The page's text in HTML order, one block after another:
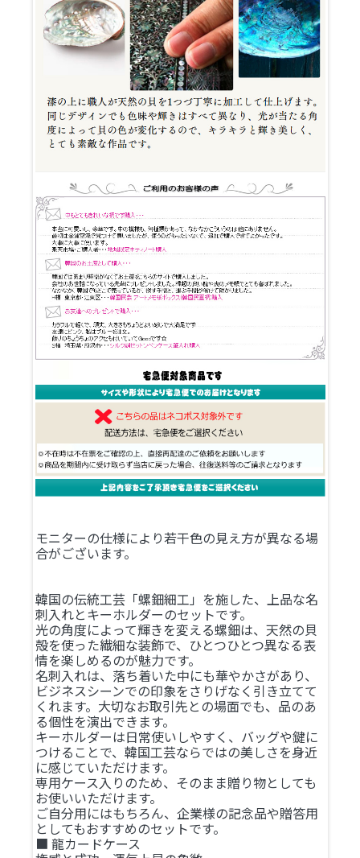
モニターの仕様により若干色の見え方が異なる場
合がございます。
韓国の伝統工芸「螺鈿細工」を施した、上品な名
刺入れとキーホルダーのセットです。
光の角度によって輝きを変える螺鈿は、天然の貝
殻を使った繊細な装飾で、ひとつひとつ異なる表
情を楽しめるのが魅力です。
名刺入れは、落ち着いた中にも華やかさがあり、
ビジネスシーンでの印象をさりげなく引き立てて
くれます。大切なお取引先との場面でも、品のあ
る個性を演出できます。
キーホルダーは日常使いしやすく、バッグや鍵に
つけることで、韓国工芸ならではの美しさを身近
に感じていただけます。
専用ケース入りのため、そのまま贈り物としても
お使いいただけます。
ご自分用にはもちろん、企業様の記念品や贈答用
としてもおすすめのセットです。
■ 龍カードケース